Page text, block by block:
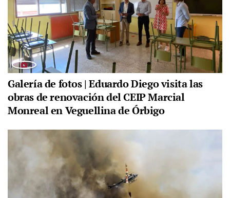
Galería de fotos | Eduardo Diego visita las
obras de renovación del CEIP Marcial
Monreal en Veguellina de Órbigo